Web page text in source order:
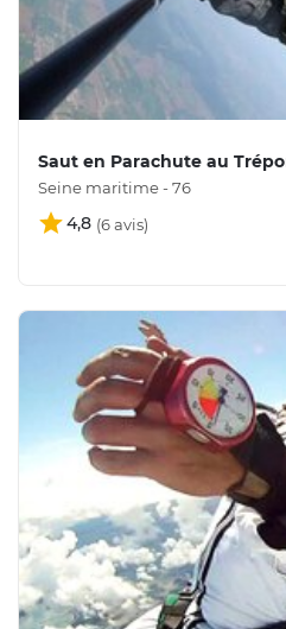
Saut en Parachute au
Seine maritime - 76
4,8